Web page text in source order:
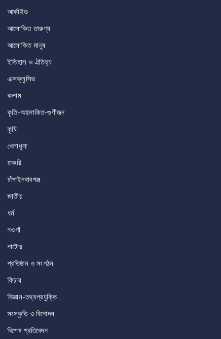
আর্কাইভ
আলোকিত তারুণ্য
আলোকিত মানুষ
ইতিহাস ও ঐতিহ্য
এক্সক্লুসিভ
কলাম
কৃতি-আলোকিত-গুণীজন
কৃষি
খেলাধুলা
চাকরি
চাঁপাইনবাবগঞ্জ
জাতীয়
ধর্ম
নওগাঁ
নাটোর
প্রতিষ্ঠান ও সংগঠন
ফিচার
বিজ্ঞান-তথ্যপ্রযুক্তি
সংস্কৃতি ও বিনোদন
বিশেষ প্রতিবেদন